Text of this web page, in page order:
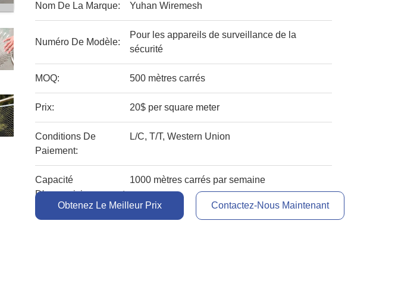
Nom De La Marque: Yuhan Wiremesh
Numéro De Modèle:
Pour les appareils de surveillance de la
sécurité
MOQ: 500 mètres carrés
Prix: 20$ per square meter
Conditions De
Paiement:
L/C, T/T, Western Union
Capacité
D'approvisionnement:
1000 mètres carrés par semaine
Obtenez Le Meilleur Prix Contactez-Nous Maintenant